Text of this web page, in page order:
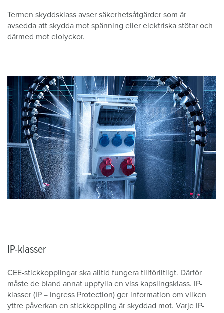
Termen skyddsklass avser säkerhetsåtgärder som är
avsedda att skydda mot spänning eller elektriska stötar och
därmed mot elolyckor.
IP-klasser
CEE-stickkopplingar ska alltid fungera tillförlitligt. Därför
måste de bland annat uppfylla en viss kapslingsklass. IP-
klasser (IP = Ingress Protection) ger information om vilken
yttre påverkan en stickkoppling är skyddad mot. Varje IP-